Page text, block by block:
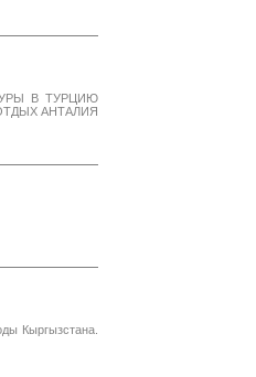
В ТУРЦИЮ
АНТАЛИЯ
Кыргызстана.